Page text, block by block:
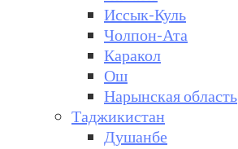
Иссык-Куль
Чолпон-Ата
Каракол
Ош
Нарынская область
Таджикистан
Душанбе